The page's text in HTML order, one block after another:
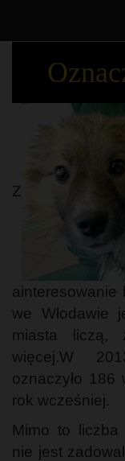
Z
ainteresowanie
we Włodawie
miasta liczą,
więcej.W
oznaczyło 186
rok wcześniej.
Mimo to liczba
nie jest